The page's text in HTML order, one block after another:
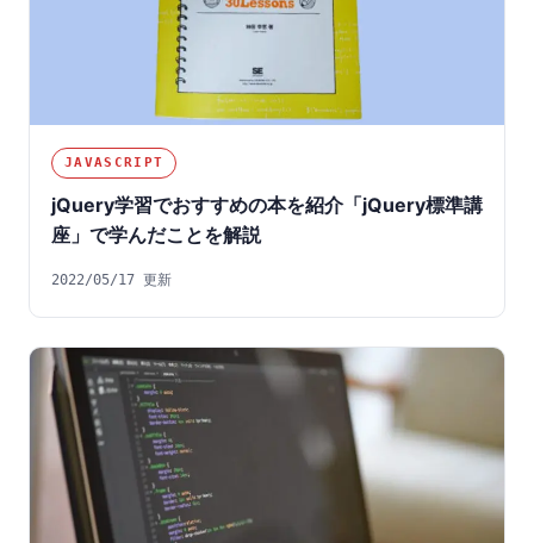
JAVASCRIPT
jQuery学習でおすすめの本を紹介「jQuery標準講
座」で学んだことを解説
2022/05/17 更新